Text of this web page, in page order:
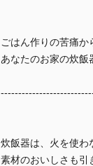
ごはん作りの苦痛か
あなたのお家の炊飯
炊飯器は、火を使わ
素材のおいしさも引